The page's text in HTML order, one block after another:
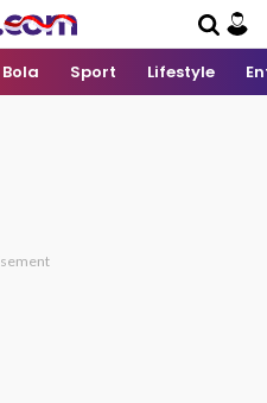
Bola Sport Lifestyle